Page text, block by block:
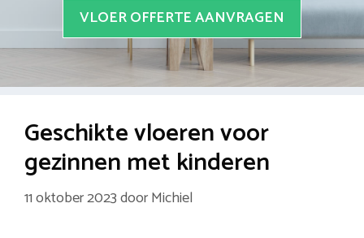
VLOER OFFERTE AANVRAGEN
Geschikte vloeren voor
gezinnen met kinderen
11 oktober 2023doorMichiel